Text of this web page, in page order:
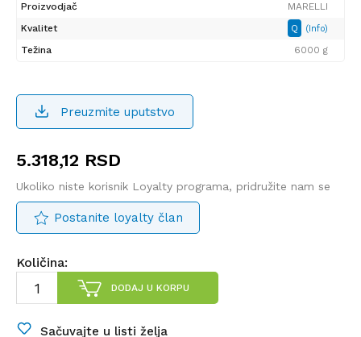
Proizvodjač
MARELLI
Kvalitet
Q (Info)
Težina 6000 g
Preuzmite uputstvo
5.318,12 RSD
Ukoliko niste korisnik Loyalty programa, pridružite nam se
Postanite loyalty član
Količina:
DODAJ U KORPU
Sačuvajte u listi želja